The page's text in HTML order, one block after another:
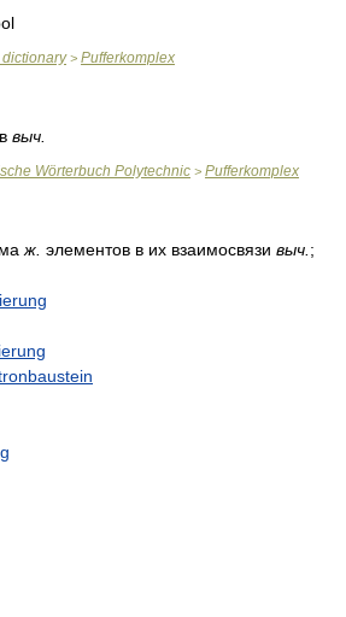
> Pufferkomplex
выч.
Wörterbuch Polytechnic > Pufferkomplex
ж. элементов в их взаимосвязи выч. ;